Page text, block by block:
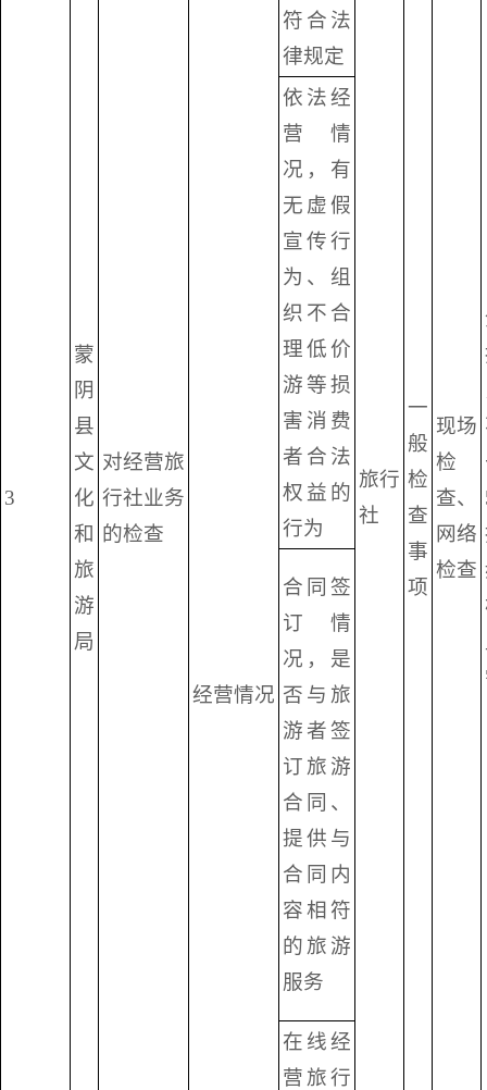
3
蒙
阴
县
文
化
和
旅
游
局
对经营旅
行社业务
的检查
旅行
社
一
般
检
查
事
项
现场
检
查、
网络
检查
经营情况
符合法
律规定
依法经
营情
况，有
无虚假
宣传行
为、组
织不合
理低价
游等损
害消费
者合法
权益的
行为
合同签
订情
况，是
否与旅
游者签
订旅游
合同、
提供与
合同内
容相符
的旅游
服务
在线经
营旅行